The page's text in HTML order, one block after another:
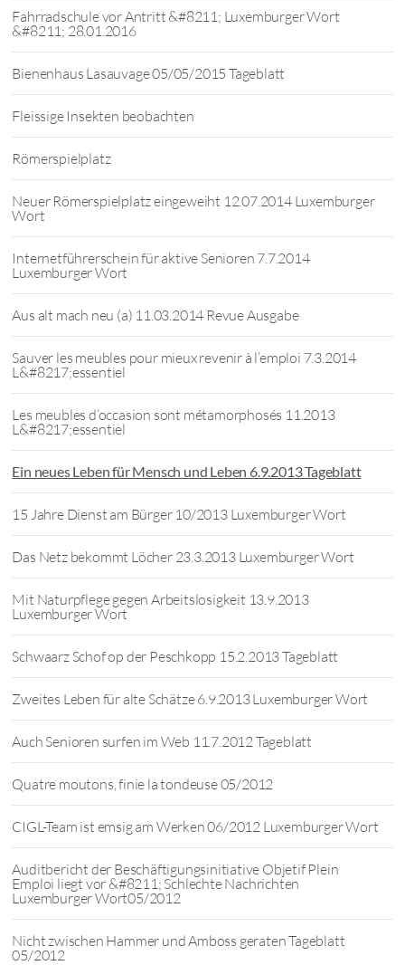
Fahrradschule vor Antritt &#8211; Luxemburger Wort
&#8211; 28.01.2016
Bienenhaus Lasauvage 05/05/2015 Tageblatt
Fleissige Insekten beobachten
Römerspielplatz
Neuer Römerspielplatz eingeweiht 12.07.2014 Luxemburger
Wort
Internetführerschein für aktive Senioren 7.7.2014
Luxemburger Wort
Aus alt mach neu (a) 11.03.2014 Revue Ausgabe
Sauver les meubles pour mieux revenir à l’emploi 7.3.2014
L&#8217;essentiel
Les meubles d’occasion sont métamorphosés 11.2013
L&#8217;essentiel
Ein neues Leben für Mensch und Leben 6.9.2013 Tageblatt
15 Jahre Dienst am Bürger 10/2013 Luxemburger Wort
Das Netz bekommt Löcher 23.3.2013 Luxemburger Wort
Mit Naturpflege gegen Arbeitslosigkeit 13.9.2013
Luxemburger Wort
Schwaarz Schof op der Peschkopp 15.2.2013 Tageblatt
Zweites Leben für alte Schätze 6.9.2013 Luxemburger Wort
Auch Senioren surfen im Web 11.7.2012 Tageblatt
Quatre moutons, finie la tondeuse 05/2012
CIGL-Team ist emsig am Werken 06/2012 Luxemburger Wort
Auditbericht der Beschäftigungsinitiative Objetif Plein
Emploi liegt vor &#8211; Schlechte Nachrichten
Luxemburger Wort05/2012
Nicht zwischen Hammer und Amboss geraten Tageblatt
05/2012